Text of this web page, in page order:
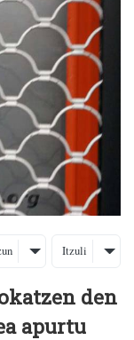
Itzuli
den
apurtu